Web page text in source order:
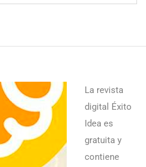
La revista
digital Éxito
Idea es
gratuita y
contiene